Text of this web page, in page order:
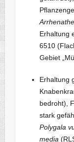
Erhaltung
6510
Gebiet
Erhaltung
bedroht),
stark
Polygala
media